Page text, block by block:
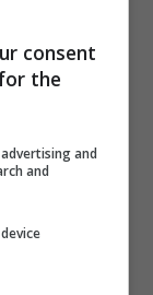
al
l’ittero.
ciò
consent
the
and
and